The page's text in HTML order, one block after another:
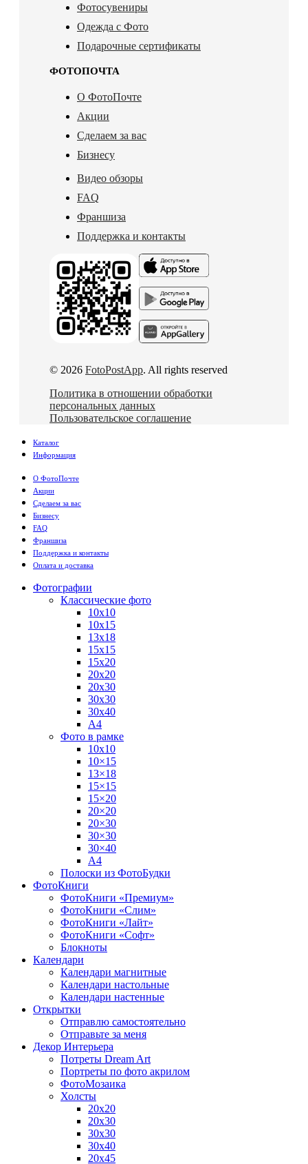
Фотосувениры
Одежда с Фото
Подарочные сертификаты
ФОТОПОЧТА
О ФотоПочте
Акции
Сделаем за вас
Бизнесу
Видео обзоры
FAQ
Франшиза
Поддержка и контакты
© 2026 FotoPostApp. All rights reserved
Политика в отношении обработки
персональных данных
Пользовательское соглашение
Каталог
Информация
О ФотоПочте
Акции
Сделаем за вас
Бизнесу
FAQ
Франшиза
Поддержка и контакты
Оплата и доставка
Фотографии
Классические фото
10х10
10х15
13х18
15х15
15х20
20х20
20х30
30х30
30х40
А4
Фото в рамке
10х10
10×15
13×18
15×15
15×20
20×20
20×30
30×30
30×40
A4
Полоски из ФотоБудки
ФотоКниги
ФотоКниги «Премиум»
ФотоКниги «Слим»
ФотоКниги «Лайт»
ФотоКниги «Софт»
Блокноты
Календари
Календари магнитные
Календари настольные
Календари настенные
Открытки
Отправлю самостоятельно
Отправьте за меня
Декор Интерьера
Потреты Dream Art
Портреты по фото акрилом
ФотоМозаика
Холсты
20х20
20х30
30х30
30х40
20х45